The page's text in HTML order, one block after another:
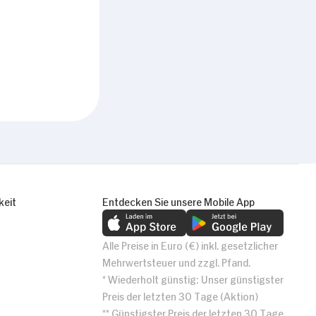
Entdecken Sie unsere Mobile App
Alle Preise in Euro (€) inkl. gesetzlicher
Mehrwertsteuer und zzgl. Pfand.
* Wiederholt günstig: Unser günstigster
Preis der letzten 30 Tage (Aktion)
** Günstigster Preis der letzten 30 Tage